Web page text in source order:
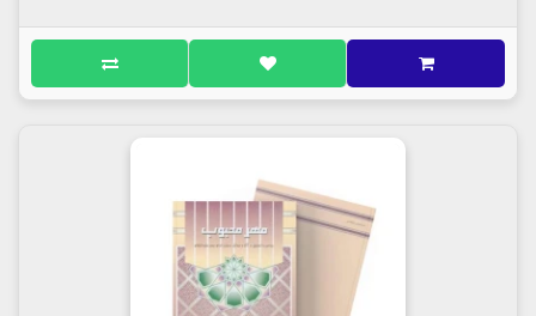
خویشاوندان و وطن خود دور است، نام او «م ح م د»
فرزند حسن بن علی بن محمّد بن علی بن موسی بن جعفر
بن محمّد بن علی بن الحسین است؛ در این هنگام دست
خود را بر سر مبارک امام حسین علیه السلام نهاده
امام هادی علیه السلام فرمودند: «جانشینِ من، پسرم
حسن علیه السلام است ولی چگونه خواهید بود با
جانشین او؟ عرض شد: جانمان فدایت باد! منظور شما
چیست؟ فرمود: چون او را نمی بینید.(3)
نکته 7 تلاش حکومتِ عباسی برای یافتن امام - عجل اللَّه